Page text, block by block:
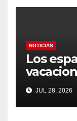
NOTICIAS
Los
más
y los
JUL 28, 2026